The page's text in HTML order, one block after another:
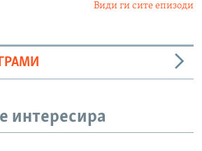
Види ги сите епизоди
интересира